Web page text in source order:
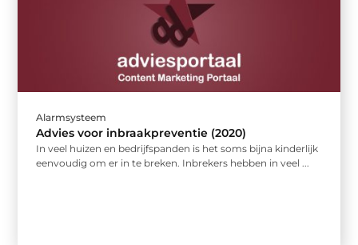
Alarmsysteem
Advies voor inbraakpreventie (2020)
In veel huizen en bedrijfspanden is het soms bijna kinderlijk
eenvoudig om er in te breken. Inbrekers hebben in veel ...